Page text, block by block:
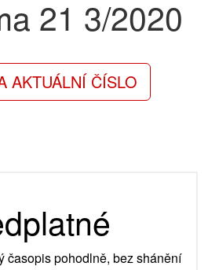
21 3/2020
AKTUÁLNÍ ČÍSLO
časopis pohodlně, bez shánění